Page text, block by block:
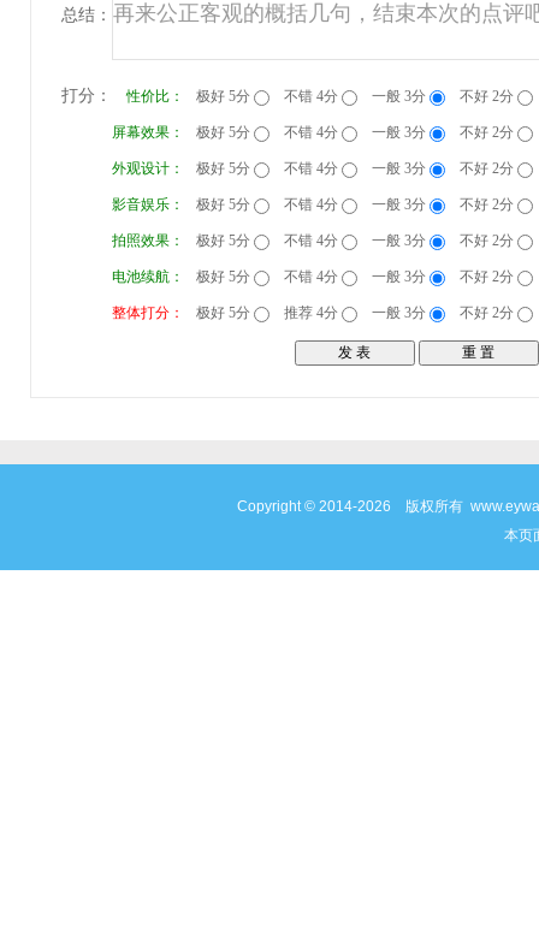
总结：
打分： 性价比： 极好 5分 不错 4分 一般 3分 不好 2分
屏幕效果： 极好 5分 不错 4分 一般 3分 不好 2分
外观设计： 极好 5分 不错 4分 一般 3分 不好 2分
影音娱乐： 极好 5分 不错 4分 一般 3分 不好 2分
拍照效果： 极好 5分 不错 4分 一般 3分 不好 2分
电池续航： 极好 5分 不错 4分 一般 3分 不好 2分
整体打分： 极好 5分 推荐 4分 一般 3分 不好 2分
Copyright © 2014-2026 版权所有
本页